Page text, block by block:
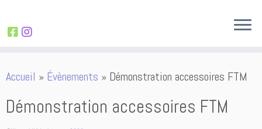
au
contenu
Accueil » Évènements » Démonstration accessoires FTM
Démonstration accessoires FTM